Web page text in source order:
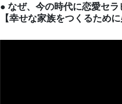
● なぜ、今の時代に恋愛セ
【幸せな家族をつくるため